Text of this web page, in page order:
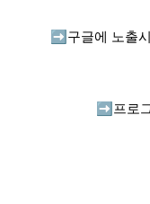
➡️ 구글에 노출
➡️ 프로